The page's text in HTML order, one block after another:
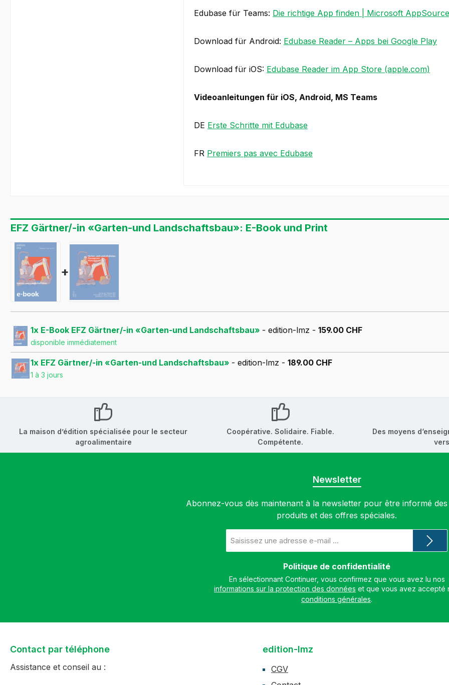
Edubase für Teams: Die richtige App finden | Microsoft AppSource
Download für Android: Edubase Reader – Apps bei Google Play
Download für iOS: Edubase Reader im App Store (apple.com)
Videoanleitungen für iOS, Android, MS Teams
DE Erste Schritte mit Edubase
FR Premiers pas avec Edubase
EFZ Gärtner/-in «Garten-und Landschaftsbau»: E-Book und Print
+
1x E-Book EFZ Gärtner/-in «Garten-und Landschaftsbau» - edition-lmz - 159.00 CHF
disponible immédiatement
1x EFZ Gärtner/-in «Garten-und Landschaftsbau» - edition-lmz - 189.00 CHF
1 à 3 jours
La maison d’édition spécialisée pour le secteur
agroalimentaire
Coopérative. Solidaire. Fiable.
Compétente.
Des moyens
Newsletter
Abonnez-vous dès maintenant à la newsletter pour être informé
produits et des offres spéciales.
e-
mail
Politique de confidentialité
informations sur la protection des données
conditions générales.
Contact par téléphone
Assistance et conseil au :
edition-lmz
CGV